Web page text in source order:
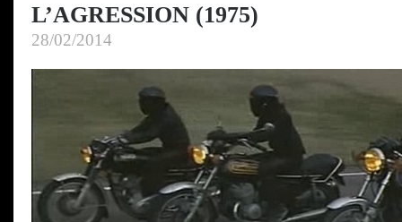
L’AGRESSION (1975)
28/02/2014